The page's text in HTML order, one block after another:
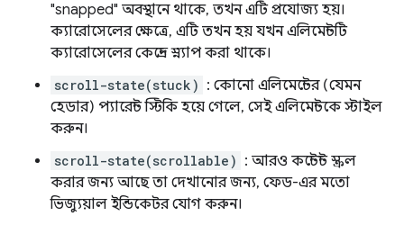
"snapped" অবস্থানে থাকে, তখন এটি প্রযোজ্য হয়।
ক্যারোসেলের ক্ষেত্রে, এটি তখন হয় যখন এলিমেন্টটি
ক্যারোসেলের কেন্দ্রে স্ন্যাপ করা থাকে।
scroll-state(stuck) : কোনো এলিমেন্টের (যেমন
হেডার) প্যারেন্ট স্টিকি হয়ে গেলে, সেই এলিমেন্টকে স্টাইল
করুন।
scroll-state(scrollable) : আরও কন্টেন্ট স্ক্রল
করার জন্য আছে তা দেখানোর জন্য, ফেড-এর মতো
ভিজ্যুয়াল ইন্ডিকেটর যোগ করুন।